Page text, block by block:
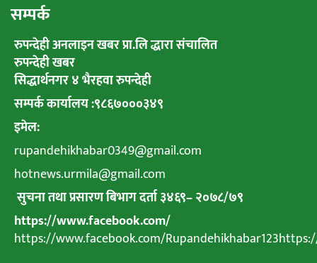
सम्पर्क
रुपन्देही अनलाइन खबर प्रा.लि द्धारा संचालित
रुपन्देही खबर
सिद्धार्थनगर ४ भैरहवा रुपन्देही
सम्पर्क कार्यालय :९८६७०००३४९
इमेल:
rupandehikhabar0349@gmail.com
hotnews.urmila@gmail.com
सुचना तथा प्रसारण बिभाग दर्ता ३४६९–२०७८/७९
https://www.facebook.com/
https://www.facebook.com/